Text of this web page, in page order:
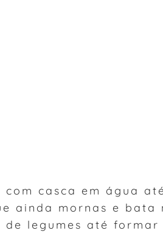
casca em água
ainda mornas e bata
legumes até formar